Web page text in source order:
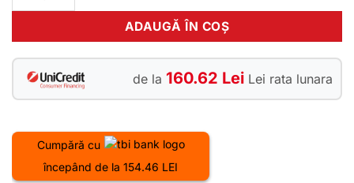
ADAUGĂ ÎN COȘ
de la 160.62 Lei Lei rata lunara
Cumpără cu
începând de la 154.46 LEI